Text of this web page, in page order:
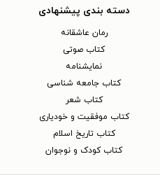
دسته بندی پیشنهادی
رمان عاشقانه
کتاب‌ صوتی
نمایشنامه
کتاب جامعه شناسی
کتاب شعر
کتاب موفقیت و خودیاری
کتاب تاریخ اسلام
کتاب کودک و نوجوان